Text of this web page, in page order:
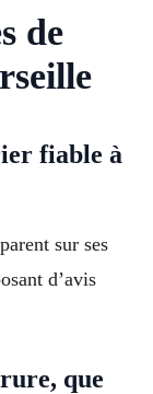
de
fiable à
sur ses
d’avis
que